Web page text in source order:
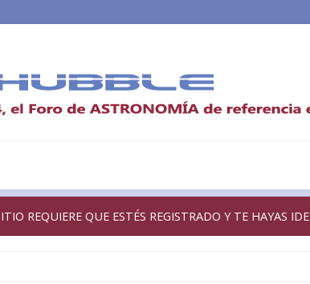
REQUIERE QUE ESTÉS REGISTRADO Y TE HAYAS